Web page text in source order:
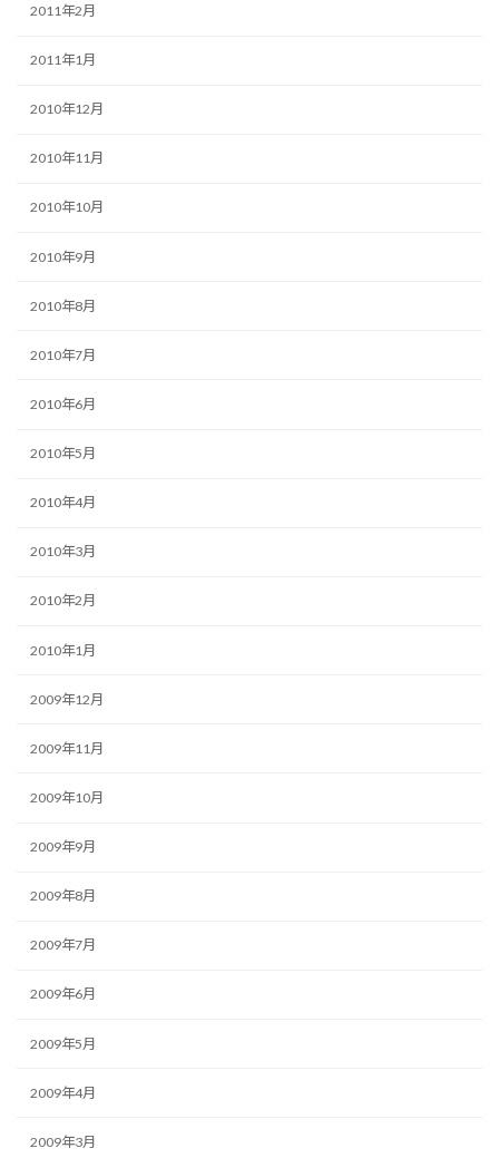
2011年2月
2011年1月
2010年12月
2010年11月
2010年10月
2010年9月
2010年8月
2010年7月
2010年6月
2010年5月
2010年4月
2010年3月
2010年2月
2010年1月
2009年12月
2009年11月
2009年10月
2009年9月
2009年8月
2009年7月
2009年6月
2009年5月
2009年4月
2009年3月